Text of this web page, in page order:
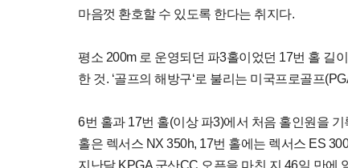
마음껏 환호할 수 있도록 한다는 취지다.
평소 200m 로 운영되던 파3홀이었던 17번 홀 길
한 것. ‘골프의 해방구‘로 불리는 미국프로골프
6번 홀과 17번 홀(이상 파3)에서 처음 홀인원을
홀은 렉서스 NX 350h, 17번 홀에는 렉서스 ES
지난달 KPGA 군산CC 오픈을 마친 지 46일 만에